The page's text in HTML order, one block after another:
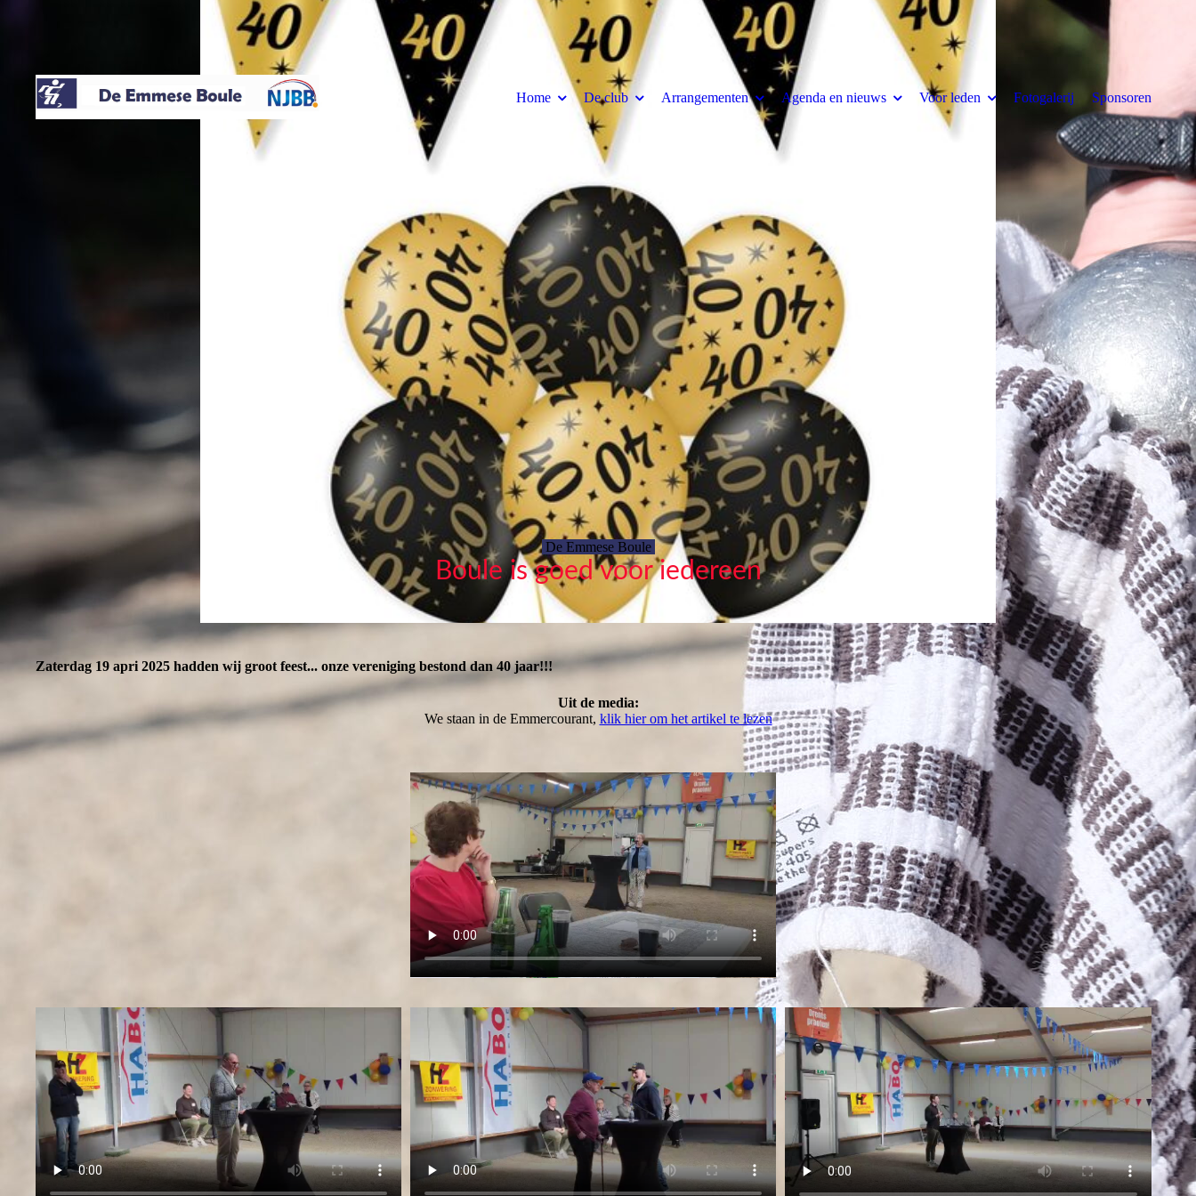
Home De club Arrangementen Agenda en nieuws Voor leden Fotogalerij Sponsoren
De Emmese Boule
Boule is goed voor iedereen
Zaterdag 19 apri 2025 hadden wij groot feest... onze vereniging bestond dan 40 jaar!!!
Uit de media:
We staan in de Emmercourant, klik hier om het artikel te lezen